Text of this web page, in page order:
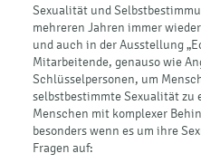
Sexualität und
mehreren Jahren immer
und auch in der Ausstellung
Mitarbeitende, genauso wie
Schlüsselpersonen, um
selbstbestimmte Sexualität zu
Menschen mit komplexer
besonders wenn es um ihre
Fragen auf: